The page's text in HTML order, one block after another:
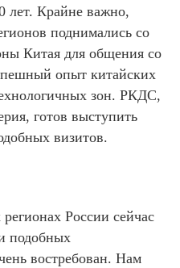
лет. Крайне важно,
поднимались со
Китая для общения со
опыт китайских
зон. РКДС,
готов выступить
визитов.
России сейчас
подобных
востребован. Нам